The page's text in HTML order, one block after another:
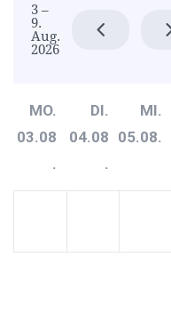
3 –
9.
Aug.
2026
MO.
03.08
.
DI.
04.08
.
MI.
05.08.